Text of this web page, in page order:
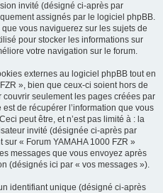
invité (désigné ci-après par
assignés par le logiciel phpBB.
vous naviguerez sur les sujets de
pour stocker les informations sur
votre navigation sur le forum.
externes au logiciel phpBB tout en
», bien que ceux-ci soient hors de
seulement les pages créées par
de récupérer l’information que vous
peut être, et n’est pas limité à : la
invité (désignée ci-après par
« Forum YAMAHA 1000 FZR »
messages que vous envoyez après
(désignés ici par « vos messages »).
identifiant unique (désigné ci-après